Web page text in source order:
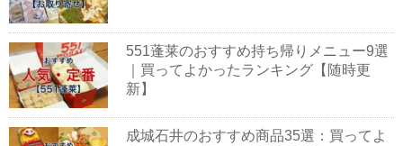
551蓬莱のおすすめ持ち帰りメニュー9選
｜買ってよかったランキング【随時更
新】
成城石井のおすすめ商品35選：買ってよ